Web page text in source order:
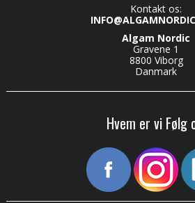
Kontakt os:
Algam Nordic
Gravene 1
8800 Viborg
Danmark
Hvem er vi Følg